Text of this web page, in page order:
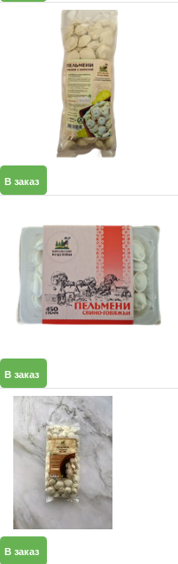
В заказ
В заказ
В заказ